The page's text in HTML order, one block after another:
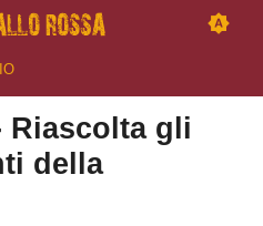
Riascolta gli
della